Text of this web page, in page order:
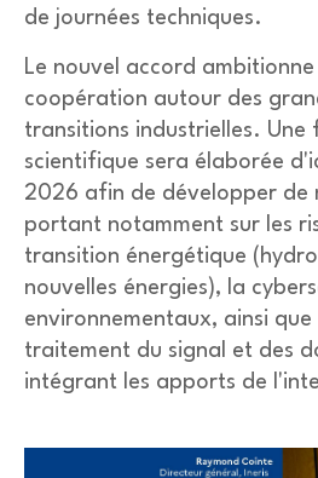
de journées techniques.
Le nouvel accord
coopération autour des
transitions industrielles. Une
scientifique sera élaborée
2026 afin de développer de
portant notamment sur les
transition énergétique
nouvelles énergies), la
environnementaux, ainsi
traitement du signal et des
intégrant les apports de